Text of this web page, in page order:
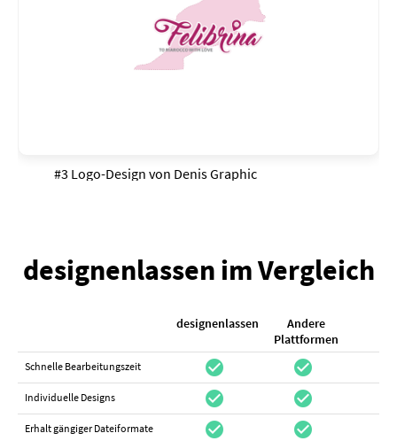
#3 Logo-Design von Denis Graphic
designenlassen im Vergleich
designenlassen
Andere
Plattformen
Schnelle Bearbeitungszeit check_circle check_circle
Individuelle Designs check_circle check_circle
Erhalt gängiger Dateiformate check_circle check_circle